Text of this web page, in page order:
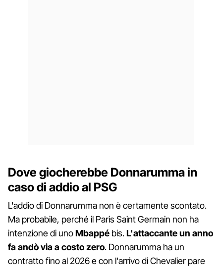
Dove giocherebbe Donnarumma in
caso di addio al PSG
L'addio di Donnarumma non è certamente scontato.
Ma probabile, perché il Paris Saint Germain non ha
intenzione di unoMbappé bis.L'attaccante un anno
fa andò via a costo zero. Donnarumma ha un
contratto fino al 2026 e con l'arrivo di Chevalier pare